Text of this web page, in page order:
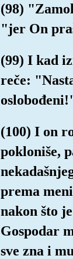
(98)
"jer On
(99) I kad
reče:
(100) I on
pokloniše,
prema
nakon što
Gospodar
sve zna i